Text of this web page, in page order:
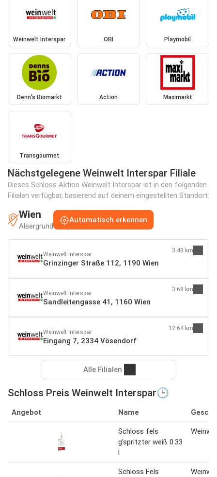
Weinwelt Interspar OBI Playmobil
Denn's Biomarkt Action Maximarkt
Transgourmet
Nächstgelegene Weinwelt Interspar Filiale
Dieses Schloss Aktion Weinwelt Interspar ist in den folgenden
Filialen verfügbar, basierend auf deinem eingestellten Standort:
Wien
Alsergrund
Automatisch erkennen
Weinwelt Interspar
Grinzinger Straße 112, 1190 Wien
3.48 km
Weinwelt Interspar
Sandleitengasse 41, 1160 Wien
3.68 km
Weinwelt Interspar
Eingang 7, 2334 Vösendorf
12.64 km
Alle Filialen
Schloss Preis Weinwelt Interspar🕒
Angebot Name
Schloss fels
g'spritzter weiß 0.33
l
Schloss Fels